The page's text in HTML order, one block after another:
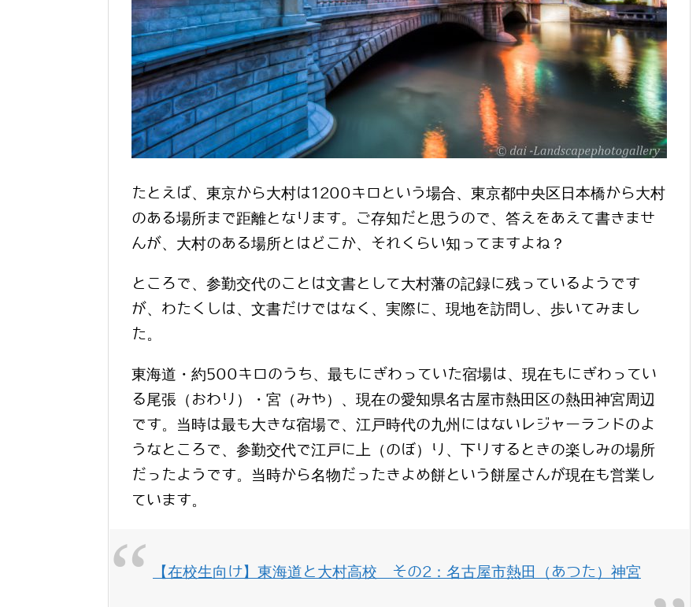
たとえば、東京から大村は1200キロという場合、東京都中央区日本橋から大村
のある場所まで距離となります。ご存知だと思うので、答えをあえて書きませ
んが、大村のある場所とはどこか、それくらい知ってますよね？
ところで、参勤交代のことは文書として大村藩の記録に残っているようです
が、わたくしは、文書だけではなく、実際に、現地を訪問し、歩いてみまし
た。
東海道・約500キロのうち、最もにぎわっていた宿場は、現在もにぎわってい
る尾張（おわり）・宮（みや）、現在の愛知県名古屋市熱田区の熱田神宮周辺
です。当時は最も大きな宿場で、江戸時代の九州にはないレジャーランドのよ
うなところで、参勤交代で江戸に上（のぼ）り、下りするときの楽しみの場所
だったようです。当時から名物だったきよめ餅という餅屋さんが現在も営業し
ています。
【在校生向け】東海道と大村高校 その2：名古屋市熱田（あつた）神宮